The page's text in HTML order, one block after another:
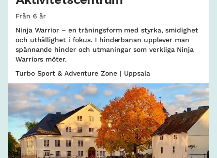
Från 6 år
Ninja Warrior – en träningsform med styrka, smidighet
och uthållighet i fokus. I hinderbanan upplever man
spännande hinder och utmaningar som verkliga Ninja
Warriors möter.
Turbo Sport & Adventure Zone | Uppsala